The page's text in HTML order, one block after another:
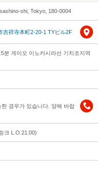
shi, Tokyo, 180-0004
吉祥寺本町2-20-1 TYビル2F
분 게이오 이노카시라선 기치조지역
경우가 있습니다. 양해 바랍
크 L.O.21:00)